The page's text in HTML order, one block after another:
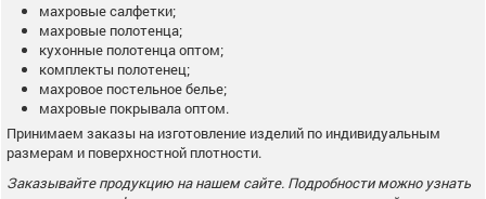
махровые салфетки;
махровые полотенца;
кухонные полотенца оптом;
комплекты полотенец;
махровое постельное белье;
махровые покрывала оптом.
Принимаем заказы на изготовление изделий по индивидуальным
размерам и поверхностной плотности.
Заказывайте продукцию на нашем сайте. Подробности можно узнать